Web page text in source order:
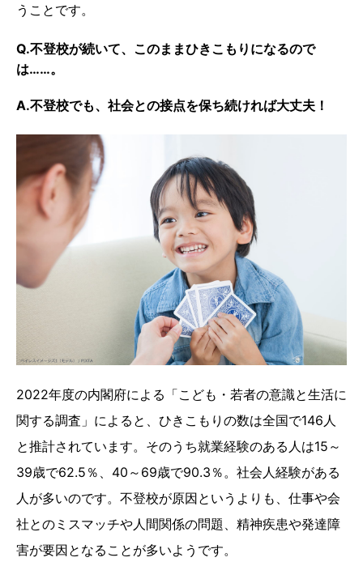
うことです。
Q.不登校が続いて、このままひきこもりになるので
は……。
A.不登校でも、社会との接点を保ち続ければ大丈夫！
2022年度の内閣府による「こども・若者の意識と生活に
関する調査」によると、ひきこもりの数は全国で146人
と推計されています。そのうち就業経験のある人は15～
39歳で62.5％、40～69歳で90.3％。社会人経験がある
人が多いのです。不登校が原因というよりも、仕事や会
社とのミスマッチや人間関係の問題、精神疾患や発達障
害が要因となることが多いようです。